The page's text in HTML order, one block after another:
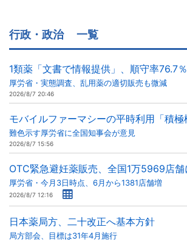
行政・政治 一覧
1類薬「文書で情報提供」、順守率76.7
厚労省・実態調査、乱用薬の適切販売も微減
2026/8/7 20:46
モバイルファーマシーの平時利用「積極
難色示す厚労省に全国知事会が意見
2026/8/7 15:56
OTC緊急避妊薬販売、全国1万5969店舗
厚労省・今月3日時点、6月から1381店舗増
2026/8/7 12:16
日本薬局方、二十改正へ基本方針
局方部会、目標は31年4月施行